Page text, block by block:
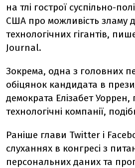
на тлі гострої суспільно-
США про можливість зламу
технологічних гігантів,
Journal.
Зокрема, одна з головних
обіцянок кандидата в
демократа Елізабет
технологічні компанії,
Раніше глави Twitter і
слуханнях в конгресі з
персональних даних та